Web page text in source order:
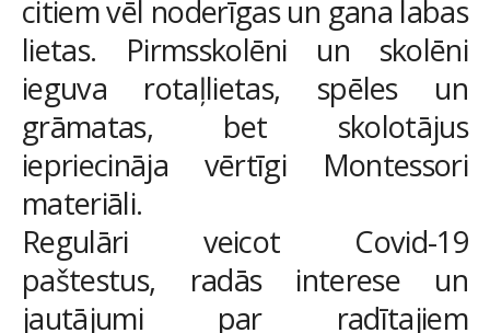
citiem vēl noderīgas un gana labas
lietas. Pirmsskolēni un skolēni
ieguva rotaļlietas, spēles un
grāmatas, bet skolotājus
iepriecināja vērtīgi Montessori
materiāli.
Regulāri veicot Covid-19
paštestus, radās interese un
jautājumi par radītajiem